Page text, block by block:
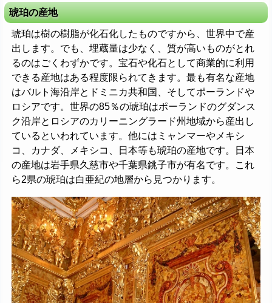
琥珀の産地
琥珀は樹の樹脂が化石化したものですから、世界中で産
出します。でも、埋蔵量は少なく、質が高いものがとれ
るのはごくわずかです。宝石や化石として商業的に利用
できる産地はある程度限られてきます。最も有名な産地
はバルト海沿岸とドミニカ共和国、そしてポーランドや
ロシアです。世界の85％の琥珀はポーランドのグダンス
ク沿岸とロシアのカリーニングラード州地域から産出し
ているといわれています。他にはミャンマーやメキシ
コ、カナダ、メキシコ、日本等も琥珀の産地です。日本
の産地は岩手県久慈市や千葉県銚子市が有名です。これ
ら2県の琥珀は白亜紀の地層から見つかります。